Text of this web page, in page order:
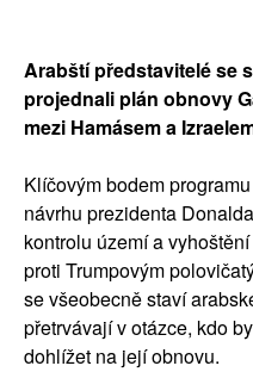
Arabští představitelé se
projednali plán obnovy
mezi Hamásem a
Klíčovým bodem
návrhu prezidenta
kontrolu území a
proti Trumpovým
se všeobecně staví
přetrvávají v otázce, kdo
dohlížet na její obnovu.